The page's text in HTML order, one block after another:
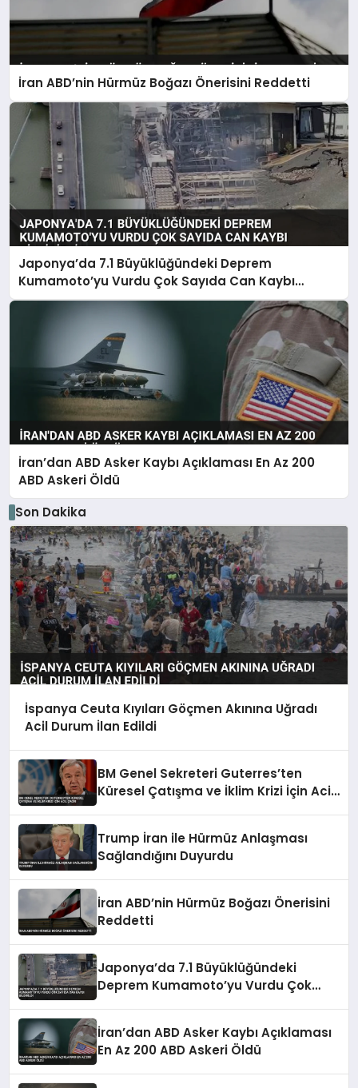
İran ABD’nin Hürmüz Boğazı Önerisini Reddetti
Japonya’da 7.1 Büyüklüğündeki Deprem
Kumamoto’yu Vurdu Çok Sayıda Can Kaybı
Bildirildi
İran’dan ABD Asker Kaybı Açıklaması En Az 200
ABD Askeri Öldü
Son Dakika
İspanya Ceuta Kıyıları Göçmen Akınına Uğradı
Acil Durum İlan Edildi
BM Genel Sekreteri Guterres’ten
Küresel Çatışma ve İklim Krizi İçin Acil
Trump İran ile Hürmüz Anlaşması
Sağlandığını Duyurdu
İran ABD’nin Hürmüz Boğazı Önerisini
Reddetti
Japonya’da 7.1 Büyüklüğündeki
Deprem Kumamoto’yu Vurdu Çok
İran’dan ABD Asker Kaybı Açıklaması
En Az 200 ABD Askeri Öldü